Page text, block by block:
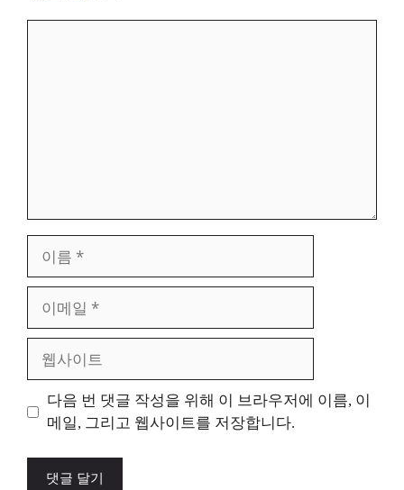
일
트
다음 번 댓글 작성을 위해 이 브라우저에 이름, 이
메일, 그리고 웹사이트를 저장합니다.